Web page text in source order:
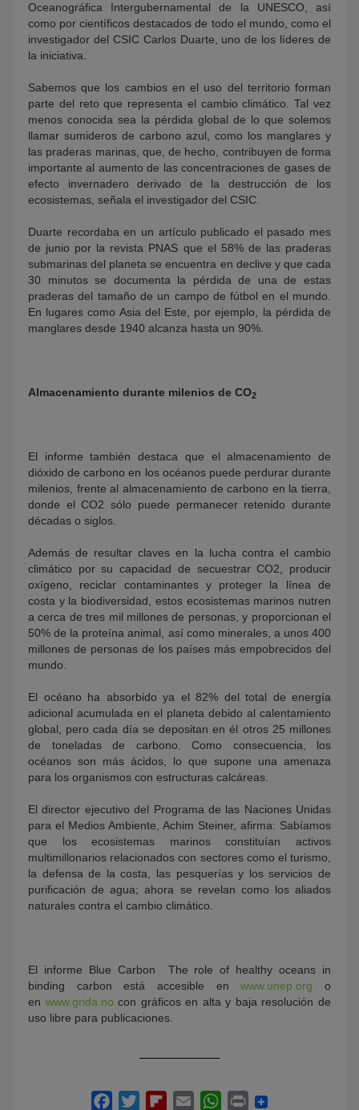
Oceanográfica Intergubernamental de la UNESCO, así
como por científicos destacados de todo el mundo, como el
investigador del CSIC Carlos Duarte, uno de los líderes de
la iniciativa.
Sabemos que los cambios en el uso del territorio forman
parte del reto que representa el cambio climático. Tal vez
menos conocida sea la pérdida global de lo que solemos
llamar sumideros de carbono azul, como los manglares y
las praderas marinas, que, de hecho, contribuyen de forma
importante al aumento de las concentraciones de gases de
efecto invernadero derivado de la destrucción de los
ecosistemas, señala el investigador del CSIC.
Duarte recordaba en un artículo publicado el pasado mes
de junio por la revista PNAS que el 58% de las praderas
submarinas del planeta se encuentra en declive y que cada
30 minutos se documenta la pérdida de una de estas
praderas del tamaño de un campo de fútbol en el mundo.
En lugares como Asia del Este, por ejemplo, la pérdida de
manglares desde 1940 alcanza hasta un 90%.
Almacenamiento durante milenios de CO2
El informe también destaca que el almacenamiento de
dióxido de carbono en los océanos puede perdurar durante
milenios, frente al almacenamiento de carbono en la tierra,
donde el CO2 sólo puede permanecer retenido durante
décadas o siglos.
Además de resultar claves en la lucha contra el cambio
climático por su capacidad de secuestrar CO2, producir
oxígeno, reciclar contaminantes y proteger la línea de
costa y la biodiversidad, estos ecosistemas marinos nutren
a cerca de tres mil millones de personas, y proporcionan el
50% de la proteína animal, así como minerales, a unos 400
millones de personas de los países más empobrecidos del
mundo.
El océano ha absorbido ya el 82% del total de energía
adicional acumulada en el planeta debido al calentamiento
global, pero cada día se depositan en él otros 25 millones
de toneladas de carbono. Como consecuencia, los
océanos son más ácidos, lo que supone una amenaza
para los organismos con estructuras calcáreas.
El director ejecutivo del Programa de las Naciones Unidas
para el Medios Ambiente, Achim Steiner, afirma: Sabíamos
que los ecosistemas marinos constituían activos
multimillonarios relacionados con sectores como el turismo,
la defensa de la costa, las pesquerías y los servicios de
purificación de agua; ahora se revelan como los aliados
naturales contra el cambio climático.
El informe Blue Carbon  The role of healthy oceans in
binding carbon está accesible enwww.unep.org o
en www.grida.no con gráficos en alta y baja resolución de
uso libre para publicaciones.